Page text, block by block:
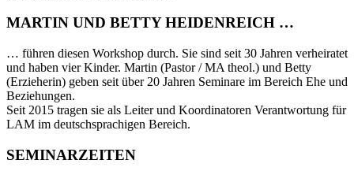
MARTIN UND BETTY HEIDENREICH …
… führen diesen Workshop durch. Sie sind seit 30 Jahren verheiratet
und haben vier Kinder. Martin (Pastor / MA theol.) und Betty
(Erzieherin) geben seit über 20 Jahren Seminare im Bereich Ehe und
Beziehungen.
Seit 2015 tragen sie als Leiter und Koordinatoren Verantwortung für
LAM im deutschsprachigen Bereich.
SEMINARZEITEN